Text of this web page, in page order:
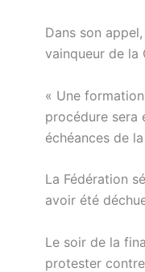
Dans son
vainqueur de la
« Une
procédure sera
échéances de
La Fédération
avoir été
Le soir de la
protester